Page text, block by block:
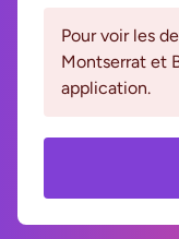
Pour voir les
Montserrat et
application.